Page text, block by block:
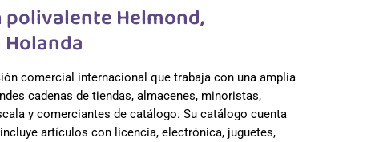
polivalente Helmond,
comercial internacional que trabaja con una amplia
cadenas de tiendas, almacenes, minoristas,
y comerciantes de catálogo. Su catálogo cuenta
artículos con licencia, electrónica, juguetes,